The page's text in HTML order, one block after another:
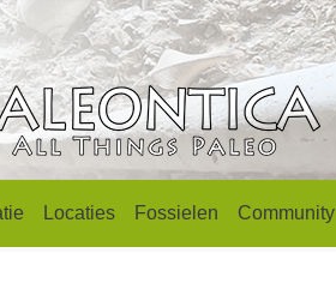
Locaties Fossielen Community